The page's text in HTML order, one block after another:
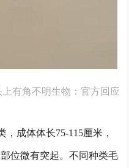
有角不明生物：官方回应
成体体长75-115厘米，
位微有突起。不同种类毛